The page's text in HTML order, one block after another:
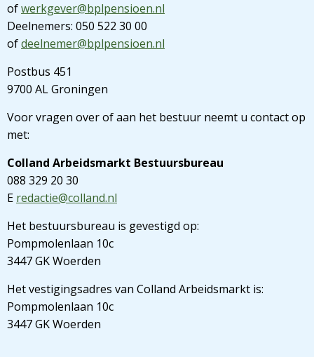
ofwerkgever@bplpensioen.nl
Deelnemers: 050 522 30 00
ofdeelnemer@bplpensioen.nl
Postbus 451
9700 AL Groningen
Voor vragen over of aan het bestuur neemt u contact op
met:
Colland Arbeidsmarkt Bestuursbureau
088 329 20 30
E redactie@colland.nl
Het bestuursbureau is gevestigd op:
Pompmolenlaan 10c
3447 GK Woerden
Het vestigingsadres van Colland Arbeidsmarkt is:
Pompmolenlaan 10c
3447 GK Woerden